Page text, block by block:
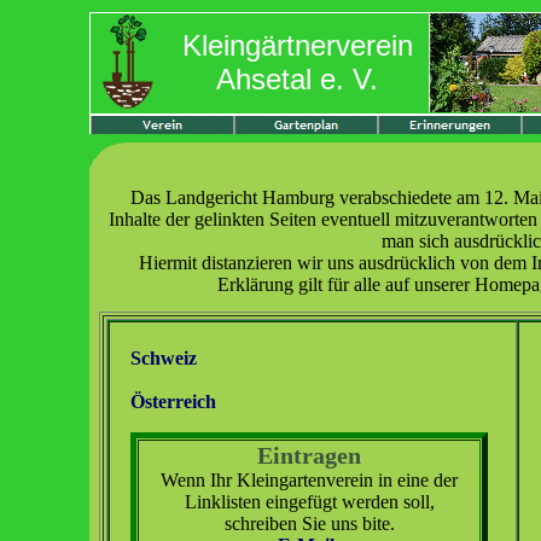
Kleingärtnerverein
Ahsetal e. V.
Das Landgericht Hamburg verabschiedete am 12.
Inhalte der gelinkten Seiten eventuell
man sich
Hiermit distanzieren wir uns ausdrücklich von dem
Erklärung gilt für alle auf unserer
Schweiz
Österreich
Eintragen
Wenn Ihr Kleingartenverein in eine der
Linklisten eingefügt werden soll,
schreiben Sie uns bite.